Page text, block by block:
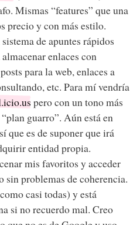
Mismas “features” que una
precio y con más estilo.
de apuntes rápidos
enlaces con
para la web, enlaces a
etc. Para mí vendría
pero con un tono más
guarro”. Aún está en
que es de suponer que irá
entidad propia.
mis favoritos y acceder
sin problemas de coherencia.
casi todas) y está
si no recuerdo mal. Creo